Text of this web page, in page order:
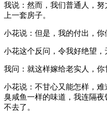
我说：然而，我们普通人，
上一套房子。
小花说：但是，我的付出，你
小花这个反问，令我好绝望，
我问：就这样嫁给老实人，你
小花说：不甘心又能怎样，
臭咸鱼一样的味道，我连隔
不去了。